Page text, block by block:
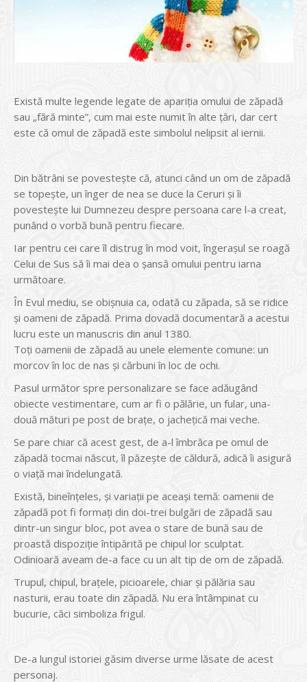
Există multe legende legate de apariţia omului de zăpadă
sau „fără minte”, cum mai este numit în alte ţări, dar cert
este că omul de zăpadă este simbolul nelipsit al iernii.
Din bătrâni se povesteşte că, atunci când un om de zăpadă
se topeşte, un înger de nea se duce la Ceruri şi îi
povesteşte lui Dumnezeu despre persoana care l-a creat,
punând o vorbă bună pentru fiecare.
Iar pentru cei care îl distrug în mod voit, îngeraşul se roagă
Celui de Sus să îi mai dea o şansă omului pentru iarna
următoare.
În Evul mediu, se obişnuia ca, odată cu zăpada, să se ridice
şi oameni de zăpadă. Prima dovadă documentară a acestui
lucru este un manuscris din anul 1380.
Toţi oamenii de zăpadă au unele elemente comune: un
morcov în loc de nas şi cărbuni în loc de ochi.
Pasul următor spre personalizare se face adăugând
obiecte vestimentare, cum ar fi o pălărie, un fular, una-
două mături pe post de braţe, o jacheţică mai veche.
Se pare chiar că acest gest, de a-l îmbrăca pe omul de
zăpadă tocmai născut, îl păzeşte de căldură, adică îi asigură
o viaţă mai îndelungată.
Există, bineînţeles, şi variaţii pe aceaşi temă: oamenii de
zăpadă pot fi formaţi din doi-trei bulgări de zăpadă sau
dintr-un singur bloc, pot avea o stare de bună sau de
proastă dispoziţie întipărită pe chipul lor sculptat.
Odinioară aveam de-a face cu un alt tip de om de zăpadă.
Trupul, chipul, braţele, picioarele, chiar şi pălăria sau
nasturii, erau toate din zăpadă. Nu era întâmpinat cu
bucurie, căci simboliza frigul.
De-a lungul istoriei găsim diverse urme lăsate de acest
personaj.